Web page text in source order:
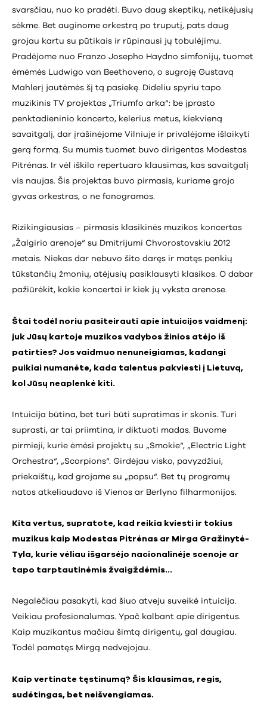
svarsčiau, nuo ko pradėti. Buvo daug skeptikų, netikėjusių
sėkme. Bet auginome orkestrą po truputį, pats daug
grojau kartu su pūtikais ir rūpinausi jų tobulėjimu.
Pradėjome nuo Franzo Josepho Haydno simfonijų, tuomet
ėmėmės Ludwigo van Beethoveno, o sugroję Gustavą
Mahlerį jautėmės šį tą pasiekę. Dideliu spyriu tapo
muzikinis TV projektas „Triumfo arka“: be įprasto
penktadieninio koncerto, kelerius metus, kiekvieną
savaitgalį, dar įrašinėjome Vilniuje ir privalėjome išlaikyti
gerą formą. Su mumis tuomet buvo dirigentas Modestas
Pitrėnas. Ir vėl iškilo repertuaro klausimas, kas savaitgalį
vis naujas. Šis projektas buvo pirmasis, kuriame grojo
gyvas orkestras, o ne fonogramos.
Rizikingiausias – pirmasis klasikinės muzikos koncertas
„Žalgirio arenoje“ su Dmitrijumi Chvorostovskiu 2012
metais. Niekas dar nebuvo šito daręs ir matęs penkių
tūkstančių žmonių, atėjusių pasiklausyti klasikos. O dabar
pažiūrėkit, kokie koncertai ir kiek jų vyksta arenose.
Štai todėl noriu pasiteirauti apie intuicijos vaidmenį:
juk Jūsų kartoje muzikos vadybos žinios atėjo iš
patirties? Jos vaidmuo nenuneigiamas, kadangi
puikiai numanėte, kada talentus pakviesti į Lietuvą,
kol Jūsų neaplenkė kiti.
Intuicija būtina, bet turi būti supratimas ir skonis. Turi
suprasti, ar tai priimtina, ir diktuoti madas. Buvome
pirmieji, kurie ėmėsi projektų su „Smokie“, „Electric Light
Orchestra“, „Scorpions“. Girdėjau visko, pavyzdžiui,
priekaištų, kad grojame su „popsu“. Bet tų programų
natos atkeliaudavo iš Vienos ar Berlyno filharmonijos.
Kita vertus, supratote, kad reikia kviesti ir tokius
muzikus kaip Modestas Pitrėnas ar Mirga Gražinytė-
Tyla, kurie vėliau išgarsėjo nacionalinėje scenoje ar
tapo tarptautinėmis žvaigždėmis…
Negalėčiau pasakyti, kad šiuo atveju suveikė intuicija.
Veikiau profesionalumas. Ypač kalbant apie dirigentus.
Kaip muzikantus mačiau šimtą dirigentų, gal daugiau.
Todėl pamatęs Mirgą nedvejojau.
Kaip vertinate tęstinumą? Šis klausimas, regis,
sudėtingas, bet neišvengiamas.